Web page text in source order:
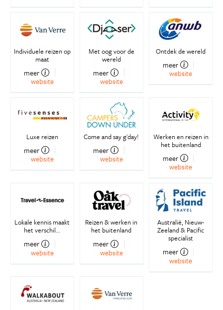
Individuele reizen op
maat
meer
website
Met oog voor de
wereld
meer
website
Ontdek de wereld
meer
website
Luxe reizen
meer
website
Come and say g'day!
meer
website
Werken en reizen in
het buitenland
meer
website
Lokale kennis maakt
het verschil...
meer
website
Reizen & werken in
het buitenland
meer
website
Australië, Nieuw-
Zeeland & Pacific
specialist
meer
website